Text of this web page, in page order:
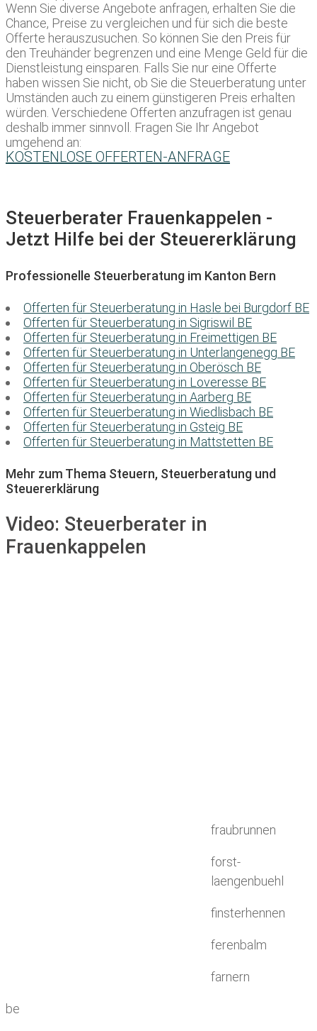
Wenn Sie diverse Angebote anfragen, erhalten Sie die
Chance, Preise zu vergleichen und für sich die beste
Offerte herauszusuchen. So können Sie den Preis für
den Treuhänder begrenzen und eine Menge Geld für die
Dienstleistung einsparen. Falls Sie nur eine Offerte
haben wissen Sie nicht, ob Sie die Steuerberatung unter
Umständen auch zu einem günstigeren Preis erhalten
würden. Verschiedene Offerten anzufragen ist genau
deshalb immer sinnvoll. Fragen Sie Ihr Angebot
umgehend an:
KOSTENLOSE OFFERTEN-ANFRAGE
Steuerberater Frauenkappelen -
Jetzt Hilfe bei der Steuererklärung
Professionelle Steuerberatung im Kanton Bern
Offerten für Steuerberatung in Hasle bei Burgdorf BE
Offerten für Steuerberatung in Sigriswil BE
Offerten für Steuerberatung in Freimettigen BE
Offerten für Steuerberatung in Unterlangenegg BE
Offerten für Steuerberatung in Oberösch BE
Offerten für Steuerberatung in Loveresse BE
Offerten für Steuerberatung in Aarberg BE
Offerten für Steuerberatung in Wiedlisbach BE
Offerten für Steuerberatung in Gsteig BE
Offerten für Steuerberatung in Mattstetten BE
Mehr zum Thema Steuern, Steuerberatung und
Steuererklärung
Video: Steuerberater in
Frauenkappelen
fraubrunnen
forst-
laengenbuehl
finsterhennen
ferenbalm
farnern
be